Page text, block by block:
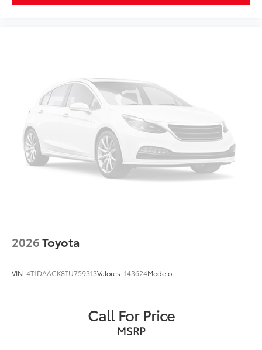
2026Toyota
VIN:4T1DAACK8TU759313Valores:143624Modelo:
Call For Price
MSRP